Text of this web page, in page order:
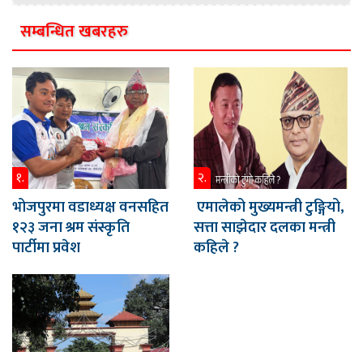
सम्बन्धित खबरहरु
१.
भोजपुरमा वडाध्यक्ष वनसहित
१२३ जना श्रम संस्कृति
पार्टीमा प्रवेश
२.
एमालेको मुख्यमन्त्री टुङ्गियो,
सत्ता साझेदार दलका मन्त्री
कहिले ?